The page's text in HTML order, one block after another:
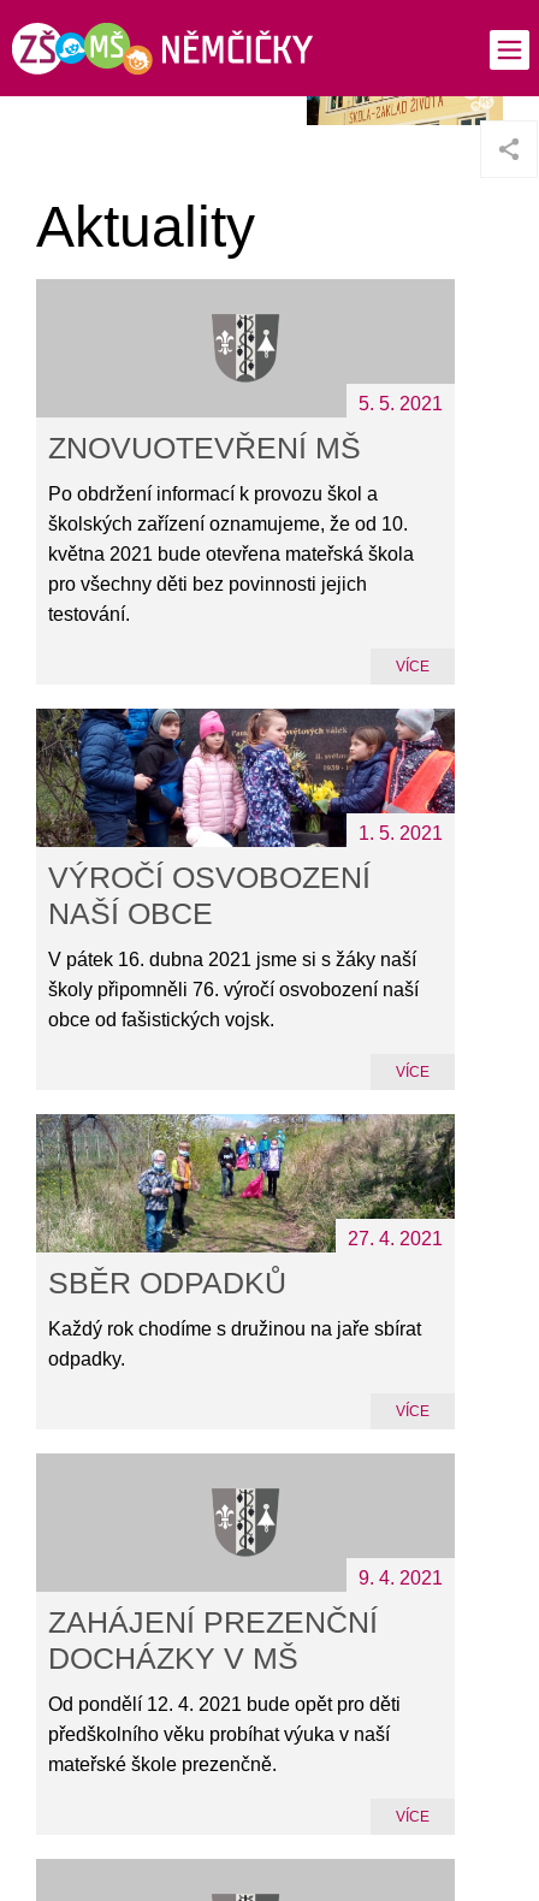
Aktuality
5. 5. 2021
ZNOVUOTEVŘENÍ MŠ
Po obdržení informací k provozu škol a
školských zařízení oznamujeme, že od 10.
května 2021 bude otevřena mateřská škola
pro všechny děti bez povinnosti jejich
testování.
VÍCE
1. 5. 2021
VÝROČÍ OSVOBOZENÍ
NAŠÍ OBCE
V pátek 16. dubna 2021 jsme si s žáky naší
školy připomněli 76. výročí osvobození naší
obce od fašistických vojsk.
VÍCE
27. 4. 2021
SBĚR ODPADKŮ
Každý rok chodíme s družinou na jaře sbírat
odpadky.
VÍCE
9. 4. 2021
ZAHÁJENÍ PREZENČNÍ
DOCHÁZKY V MŠ
Od pondělí 12. 4. 2021 bude opět pro děti
předškolního věku probíhat výuka v naší
mateřské škole prezenčně.
VÍCE